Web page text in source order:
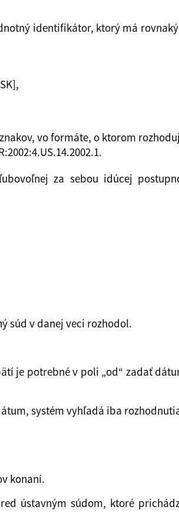
identifikátor, ktorý má
vo formáte, o ktorom
za sebou idúcej
súd v danej veci rozhodol.
je potrebné v poli „od“ zadať
systém vyhľadá iba
konaní.
ústavným súdom, ktoré